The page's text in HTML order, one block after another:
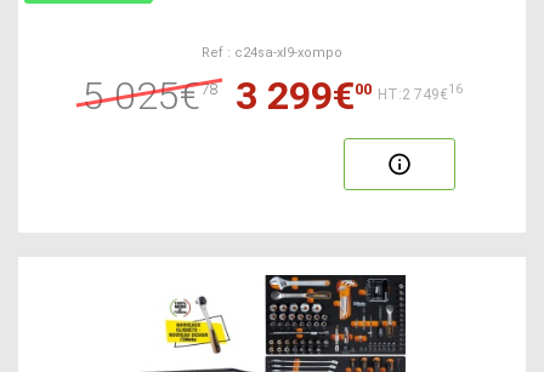
Ref : c24sa-xl9-xompo
5 025€78 3 299€00 HT:2 749€16